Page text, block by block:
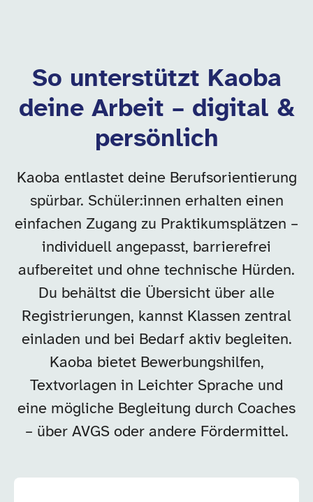
So unterstützt Kaoba
deine Arbeit – digital &
persönlich
Kaoba entlastet deine Berufsorientierung
spürbar. Schüler:innen erhalten einen
einfachen Zugang zu Praktikumsplätzen –
individuell angepasst, barrierefrei
aufbereitet und ohne technische Hürden.
Du behältst die Übersicht über alle
Registrierungen, kannst Klassen zentral
einladen und bei Bedarf aktiv begleiten.
Kaoba bietet Bewerbungshilfen,
Textvorlagen in Leichter Sprache und
eine mögliche Begleitung durch Coaches
– über AVGS oder andere Fördermittel.